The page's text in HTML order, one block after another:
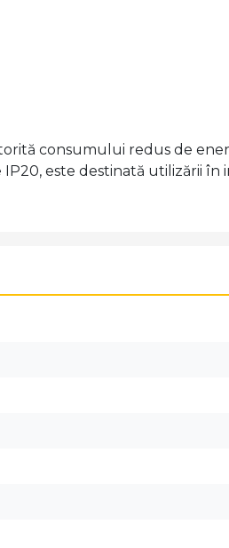
consumului redus de
este destinată utilizării în